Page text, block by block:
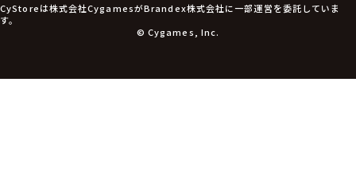
CyStoreは株式会社CygamesがBrandex株式会社に一部運営を委託していま
す。
© Cygames, Inc.